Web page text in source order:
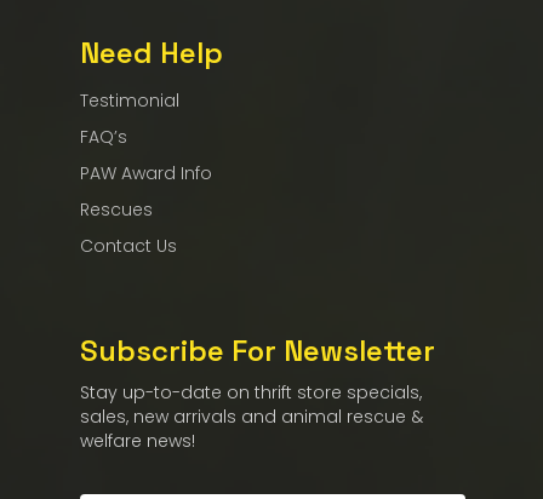
Need Help
Testimonial
FAQ’s
PAW Award Info
Rescues
Contact Us
Subscribe For Newsletter
Stay up-to-date on thrift store specials,
sales, new arrivals and animal rescue &
welfare news!